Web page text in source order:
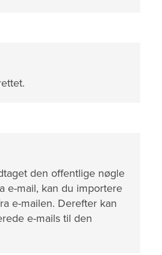
den offentlige nøgle
e-mail, kan du importere
e-mailen. Derefter kan
e-mails til den